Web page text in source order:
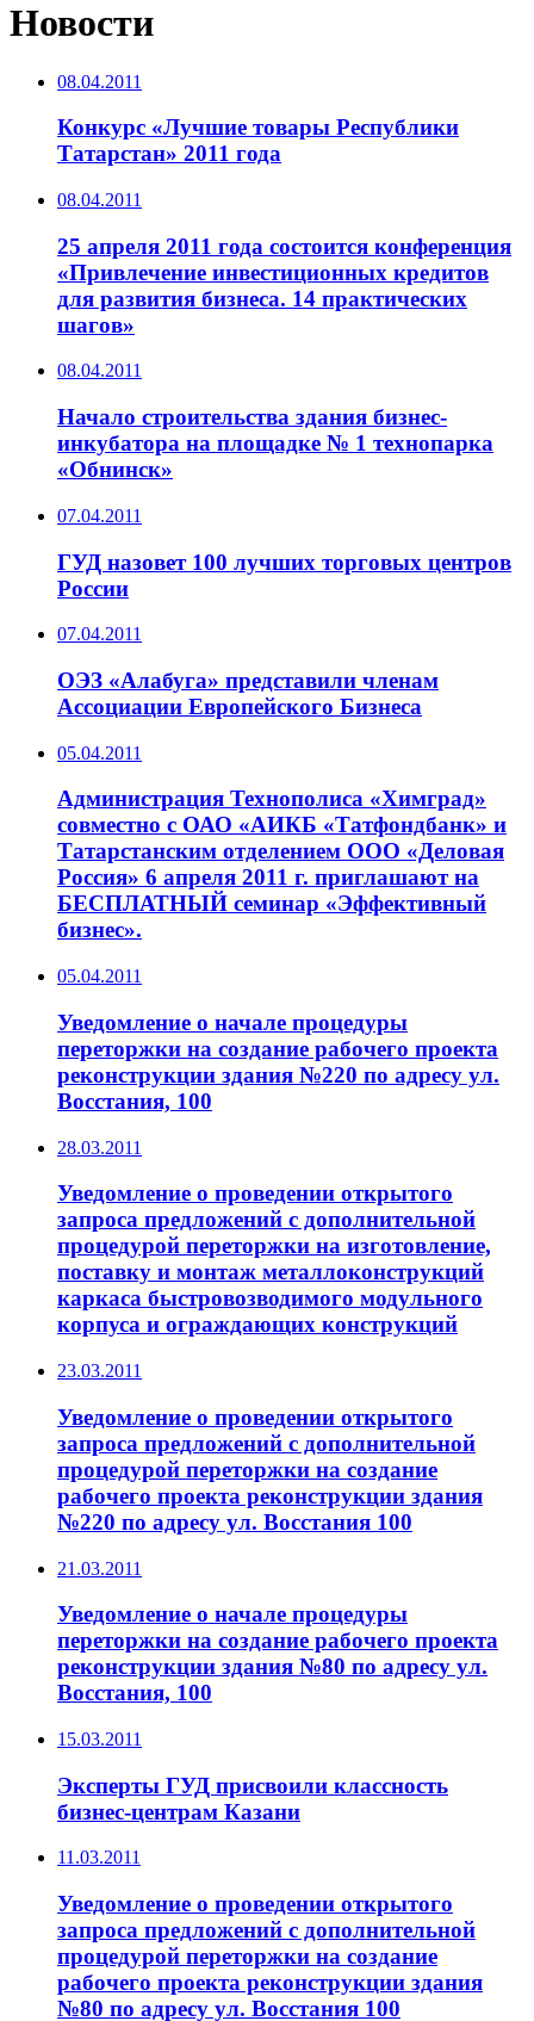
Новости
08.04.2011
Конкурс «Лучшие товары Республики
Татарстан» 2011 года
08.04.2011
25 апреля 2011 года состоится конференция
«Привлечение инвестиционных кредитов
для развития бизнеса. 14 практических
шагов»
08.04.2011
Начало строительства здания бизнес-
инкубатора на площадке № 1 технопарка
«Обнинск»
07.04.2011
ГУД назовет 100 лучших торговых центров
России
07.04.2011
ОЭЗ «Алабуга» представили членам
Ассоциации Европейского Бизнеса
05.04.2011
Администрация Технополиса «Химград»
совместно с ОАО «АИКБ «Татфондбанк» и
Татарстанским отделением ООО «Деловая
Россия» 6 апреля 2011 г. приглашают на
БЕСПЛАТНЫЙ семинар «Эффективный
бизнес».
05.04.2011
Уведомление о начале процедуры
переторжки на создание рабочего проекта
реконструкции здания №220 по адресу ул.
Восстания, 100
28.03.2011
Уведомление о проведении открытого
запроса предложений с дополнительной
процедурой переторжки на изготовление,
поставку и монтаж металлоконструкций
каркаса быстровозводимого модульного
корпуса и ограждающих конструкций
23.03.2011
Уведомление о проведении открытого
запроса предложений с дополнительной
процедурой переторжки на создание
рабочего проекта реконструкции здания
№220 по адресу ул. Восстания 100
21.03.2011
Уведомление о начале процедуры
переторжки на создание рабочего проекта
реконструкции здания №80 по адресу ул.
Восстания, 100
15.03.2011
Эксперты ГУД присвоили классность
бизнес-центрам Казани
11.03.2011
Уведомление о проведении открытого
запроса предложений с дополнительной
процедурой переторжки на создание
рабочего проекта реконструкции здания
№80 по адресу ул. Восстания 100